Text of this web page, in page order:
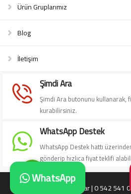
Ürün Gruplarımız
Blog
İletişim
Şimdi Ara
Şimdi Ara butonunu kullanarak,
kurabilirsiniz.
WhatsApp Destek
WhatsApp Destek hattı
gönderip hızlıca fiyat teklifi
Antika Eşya Alanlar | 0 542 541
Cevap Yaz
WhatsApp